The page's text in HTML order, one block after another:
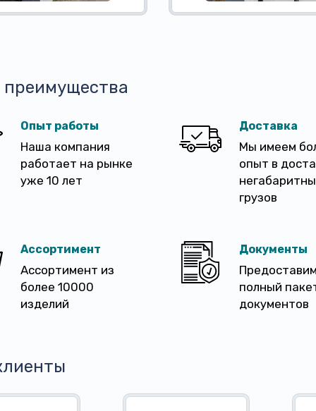
Опыт работы
Наша компания
работает на рынке
уже 10 лет
Доставка
Мы имеем
опыт в
грузов
Ассортимент
Ассортимент из
более 10000
изделий
Документы
Предоставим
полный
документов